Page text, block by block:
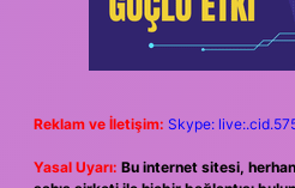
Reklam ve İletişim: Skype:
Yasal Uyarı: Bu internet sitesi,